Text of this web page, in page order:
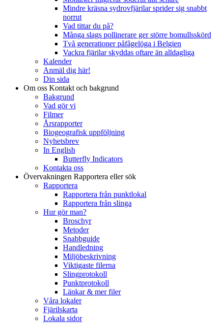
Mindre kräsna sydrovfjärilar sprider sig snabbt
norrut
Vad tittar du på?
Många slags pollinerare ger större bomullsskörd
Två generationer påfågelöga i Belgien
Vackra fjärilar skyddas oftare än alldagliga
Kalender
Anmäl dig här!
Din sida
Om oss Kontakt och bakgrund
Bakgrund
Vad gör vi
Filmer
Årsrapporter
Biogeografisk uppföljning
Nyhetsbrev
In English
Butterfly Indicators
Kontakta oss
Övervakningen Rapportera eller sök
Rapportera
Rapportera från punktlokal
Rapportera från slinga
Hur gör man?
Broschyr
Metoder
Snabbguide
Handledning
Miljöbeskrivning
Viktigaste filerna
Slingprotokoll
Punktprotokoll
Länkar & mer filer
Våra lokaler
Fjärilskarta
Lokala sidor